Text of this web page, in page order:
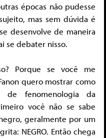
épocas não pudesse
mas sem dúvida é
desenvolve de maneira
se debater nisso.
Porque se você me
quero mostrar como
de fenomenologia da
você não se sabe
geralmente por um
NEGRO. Então chega